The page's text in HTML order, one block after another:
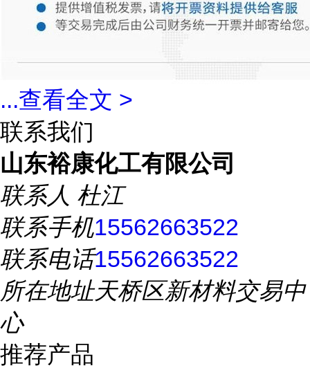
...查看全文 >
联系我们
山东裕康化工有限公司
联系人 杜江
联系手机15562663522
联系电话15562663522
所在地址天桥区新材料交易中
心
推荐产品